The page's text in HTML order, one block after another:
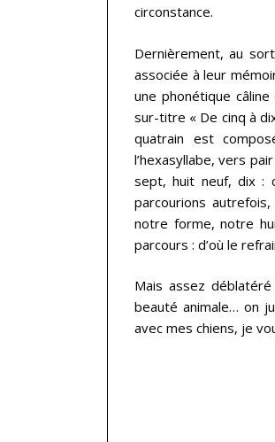
circonstance.
Dernièrement, au
associée à leur
une phonétique
sur-titre « De cinq à
quatrain est
l’hexasyllabe, vers
sept, huit neuf, dix :
parcourions
notre forme, notre
parcours : d’où le
Mais assez
beauté animale… on
avec mes chiens, je